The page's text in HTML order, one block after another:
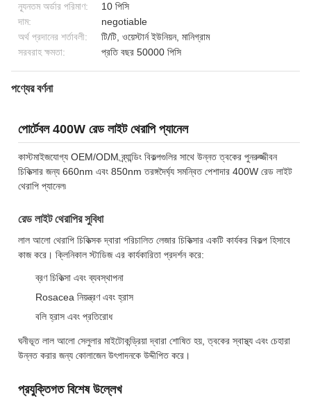
ন্যূনতম অর্ডার পরিমাণ:
10 পিসি
দাম:
negotiable
অর্থ প্রদানের শর্তাবলী:
টি/টি, ওয়েস্টার্ন ইউনিয়ন, মানিগ্রাম
সরবরাহ ক্ষমতা:
প্রতি বছর 50000 পিসি
পণ্যের বর্ণনা
পোর্টেবল 400W রেড লাইট থেরাপি প্যানেল
কাস্টমাইজযোগ্য OEM/ODM ব্র্যান্ডিং বিকল্পগুলির সাথে উন্নত ত্বকের পুনরুজ্জীবন
চিকিত্সার জন্য 660nm এবং 850nm তরঙ্গদৈর্ঘ্য সমন্বিত পেশাদার 400W রেড লাইট
থেরাপি প্যানেল৷
রেড লাইট থেরাপির সুবিধা
লাল আলো থেরাপি চিকিত্সক দ্বারা পরিচালিত লেজার চিকিত্সার একটি কার্যকর বিকল্প হিসাবে
কাজ করে। ক্লিনিকাল স্টাডিজ এর কার্যকারিতা প্রদর্শন করে:
ব্রণ চিকিত্সা এবং ব্যবস্থাপনা
Rosacea নিয়ন্ত্রণ এবং হ্রাস
বলি হ্রাস এবং প্রতিরোধ
ঘনীভূত লাল আলো সেলুলার মাইটোকন্ড্রিয়া দ্বারা শোষিত হয়, ত্বকের স্বাস্থ্য এবং চেহারা
উন্নত করার জন্য কোলাজেন উৎপাদনকে উদ্দীপিত করে।
প্রযুক্তিগত বিশেষ উল্লেখ